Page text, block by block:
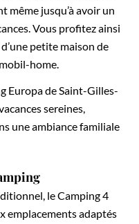
même jusqu’à avoir un
Vous profitez ainsi
petite maison de
home.
Europa de Saint-Gilles-
sereines,
une ambiance familiale
le Camping 4
emplacements adaptés